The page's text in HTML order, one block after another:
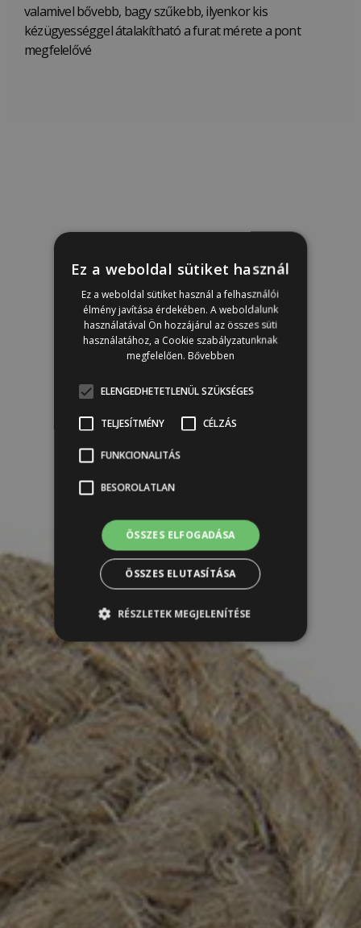
valamivel bővebb, bagy szűkebb, ilyenkor kis
kézügyességgel átalakítható a furat mérete a pont
megfelelővé
Ez a weboldal sütiket használ
Ez a weboldal sütiket használ a felhasználói
élmény javítása érdekében. A weboldalunk
használatával Ön hozzájárul az összes süti
használatához, a Cookie szabályzatunknak
megfelelően. Bővebben
ELENGEDHETETLENÜL SZÜKSÉGES
TELJESÍTMÉNY CÉLZÁS
FUNKCIONALITÁS
BESOROLATLAN
ÖSSZES ELFOGADÁSA
ÖSSZES ELUTASÍTÁSA
RÉSZLETEK MEGJELENÍTÉSE